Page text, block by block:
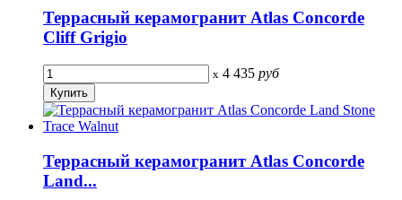
Террасный керамогранит Atlas Concorde
Cliff Grigio
x 4 435 руб
Террасный керамогранит Atlas Concorde
Land...